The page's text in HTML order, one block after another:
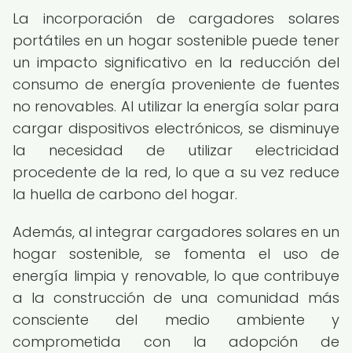
La incorporación de cargadores solares
portátiles en un hogar sostenible puede tener
un impacto significativo en la reducción del
consumo de energía proveniente de fuentes
no renovables. Al utilizar la energía solar para
cargar dispositivos electrónicos, se disminuye
la necesidad de utilizar electricidad
procedente de la red, lo que a su vez reduce
la huella de carbono del hogar.
Además, al integrar cargadores solares en un
hogar sostenible, se fomenta el uso de
energía limpia y renovable, lo que contribuye
a la construcción de una comunidad más
consciente del medio ambiente y
comprometida con la adopción de